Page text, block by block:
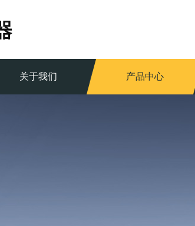
关于我们 产品中心